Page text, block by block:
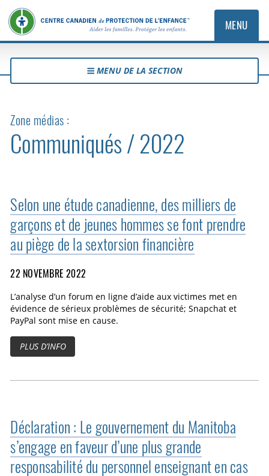
MENU
MENU DE LA SECTION
Zone médias :
Communiqués / 2022
Selon une étude canadienne, des milliers de
garçons et de jeunes hommes se font prendre
au piège de la sextorsion financière
22 NOVEMBRE 2022
L’analyse d’un forum en ligne d’aide aux victimes met en
évidence de sérieux problèmes de sécurité; Snapchat et
PayPal sont mise en cause.
PLUS D’INFO
Déclaration : Le gouvernement du Manitoba
s’engage en faveur d’une plus grande
responsabilité du personnel enseignant en cas